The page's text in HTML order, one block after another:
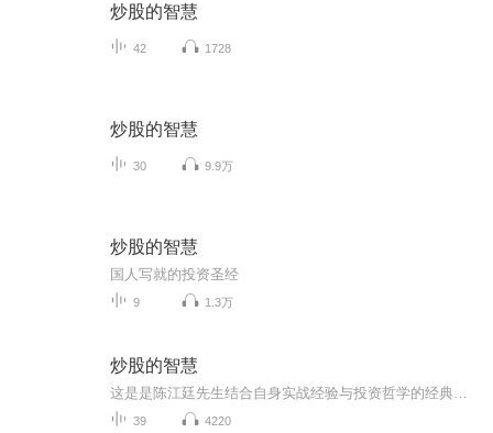
炒股的智慧
42 1728
炒股的智慧
30 9.9万
炒股的智慧
国人写就的投资圣经
9 1.3万
炒股的智慧
39 4220